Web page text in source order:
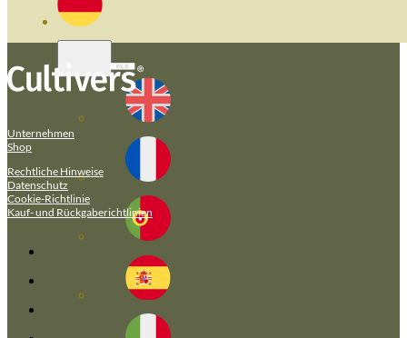
Unternehmen
Shop
Rechtliche Hinweise
Datenschutz
Cookie-Richtlinie
Kauf- und Rückgaberichtlinien